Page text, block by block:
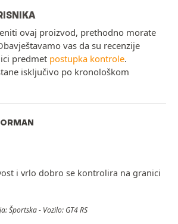
ovaj proizvod, prethodno morate
vas da su recenzije
predmet postupka kontrole.
isključivo po kronološkom
i vrlo dobro se kontrolira na granici
Športska - Vozilo: GT4 RS